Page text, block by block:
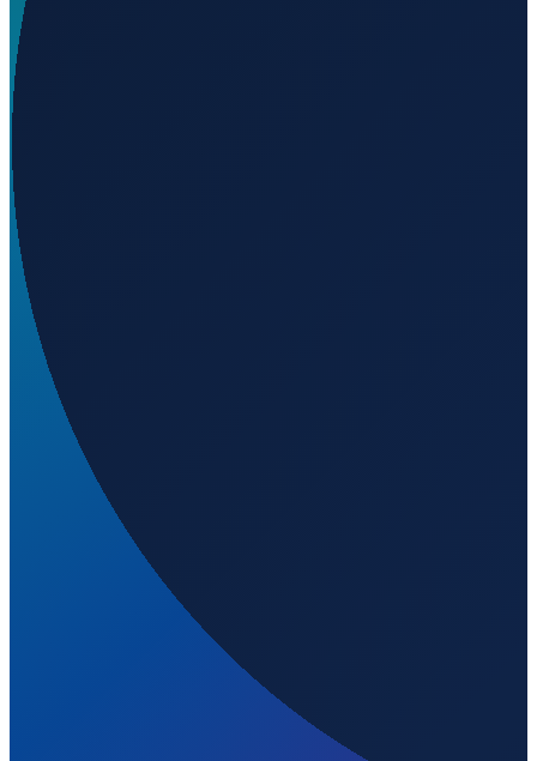
Uelzen Heliport (Christoph 19)?
Wird geladen...
52.97323
59
Hamburg→